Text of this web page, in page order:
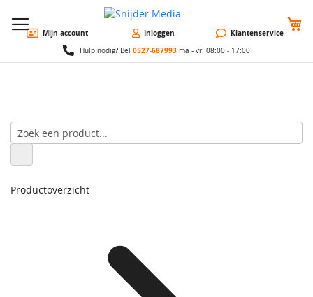
Mijn account Inloggen Klantenservice
Hulp nodig? Bel 0527-687993 ma - vr: 08:00 - 17:00
Productoverzicht